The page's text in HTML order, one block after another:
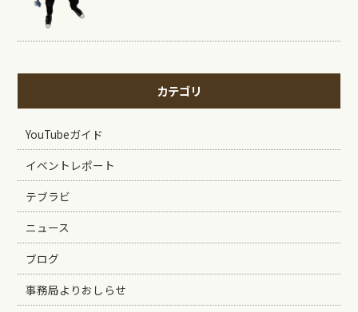
カテゴリ
YouTubeガイド
イベントレポート
テブラビ
ニュース
ブログ
事務局よりおしらせ